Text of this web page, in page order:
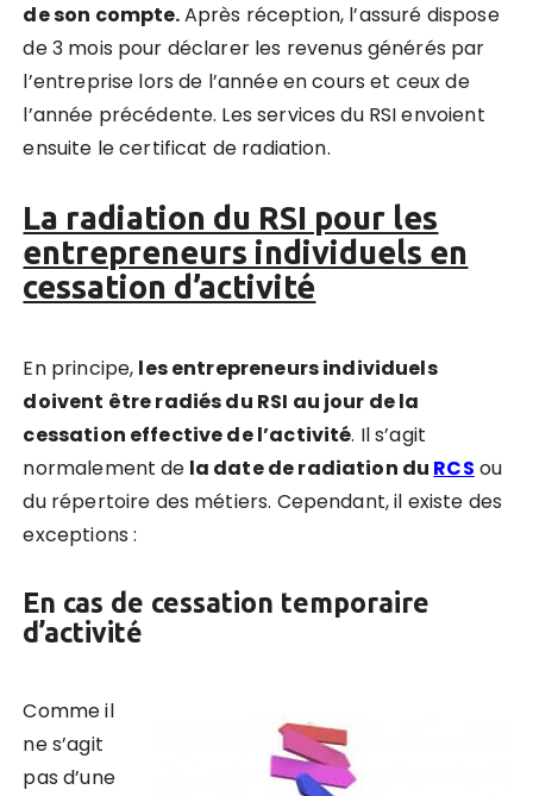
de son compte.Après réception, l’assuré dispose
de 3 mois pour déclarer les revenus générés par
l’entreprise lors de l’année en cours et ceux de
l’année précédente. Les services du RSI envoient
ensuite le certificat de radiation.
La radiation du RSI pour les
entrepreneurs individuels en
cessation d’activité
En principe, les entrepreneurs individuels
doivent être radiés du RSI au jour de la
cessation effective de l’activité. Il s’agit
normalement de la date de radiation du RCS ou
du répertoire des métiers. Cependant, il existe des
exceptions :
En cas de cessation temporaire
d’activité
Comme il
ne s’agit
pas d’une